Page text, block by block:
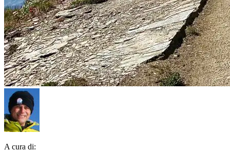
A cura di: